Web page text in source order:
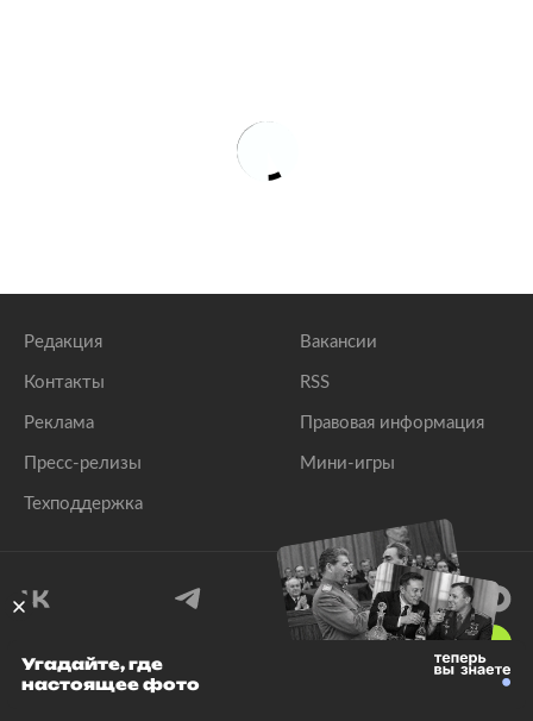
Редакция
Контакты
Реклама
Пресс-релизы
Техподдержка
Вакансии
RSS
Правовая информация
Мини-игры
© 1999–2026 Все права защищены.
Угадайте, где
настоящее фото